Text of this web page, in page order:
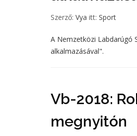
Szerző: Vya itt: Sport
A Nemzetközi Labdarúgó
alkalmazásával".
Vb-2018:
megnyitón